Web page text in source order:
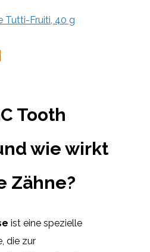
Tutti-Fruiti, 40 g
Tooth
wie wirkt
Zähne?
ist eine spezielle
die zur